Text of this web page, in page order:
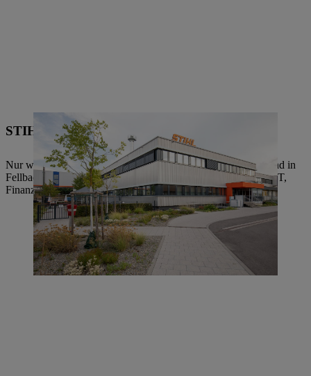
STIHL Werk 8, Fellbach
Nur wenige Kilometer vom Waiblinger Stammsitz entfernt, sind in
Fellbach Mitarbeiterinnen und Mitarbeiter aus den Bereichen IT,
Finanzen und Controlling tätig.